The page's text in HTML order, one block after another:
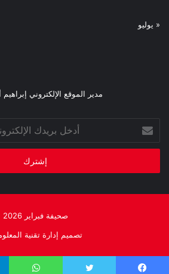
« يوليو
مدير الموقع الإلكتروني
أدخل
بريدك
الإلكتروني
صحيفة فبراير 2026
تصميم إدارة تقنية